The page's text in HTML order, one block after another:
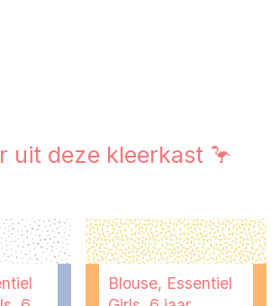
uit deze kleerkast 🦩
Blouse, Essentiel